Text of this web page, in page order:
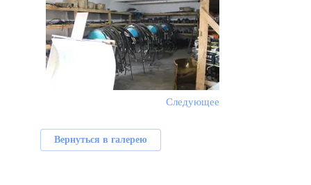
Следующее
Вернуться в галерею